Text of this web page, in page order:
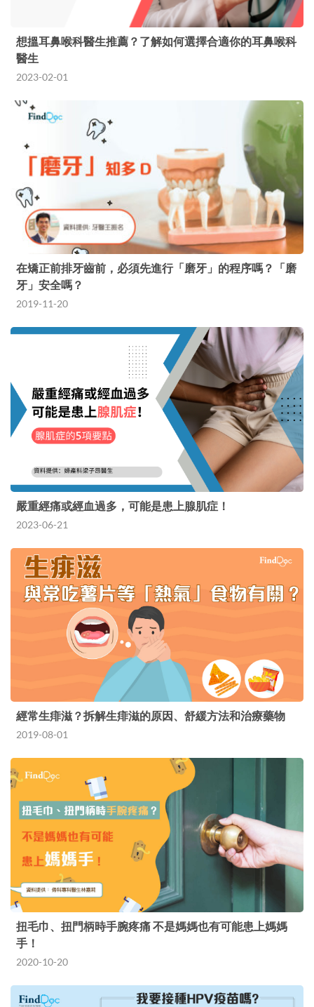
想搵耳鼻喉科醫生推薦？了解如何選擇合適你的耳鼻喉科
醫生
2023-02-01
在矯正前排牙齒前，必須先進行「磨牙」的程序嗎？「磨
牙」安全嗎？
2019-11-20
嚴重經痛或經血過多，可能是患上腺肌症！
2023-06-21
經常生痱滋？拆解生痱滋的原因、舒緩方法和治療藥物
2019-08-01
扭毛巾、扭門柄時手腕疼痛 不是媽媽也有可能患上媽媽
手！
2020-10-20